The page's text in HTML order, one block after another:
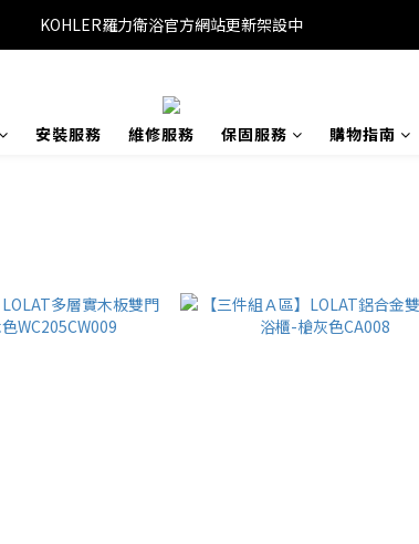
KOHLER羅力衛浴官方網站更新架設中
安裝服務 維修服務 保固服務 購物指南